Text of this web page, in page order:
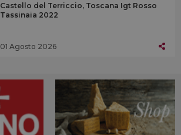
Castello del Terriccio, Toscana Igt Rosso
Tassinaia 2022
01 Agosto 2026